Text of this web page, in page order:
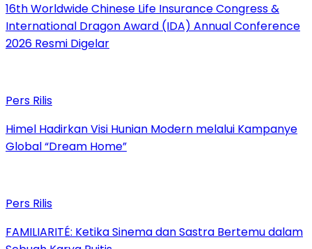
16th Worldwide Chinese Life Insurance Congress &
International Dragon Award (IDA) Annual Conference
2026 Resmi Digelar
Pers Rilis
Himel Hadirkan Visi Hunian Modern melalui Kampanye
Global “Dream Home”
Pers Rilis
FAMILIARITÉ: Ketika Sinema dan Sastra Bertemu dalam